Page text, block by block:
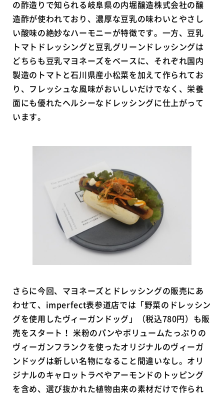
の酢造りで知られる岐阜県の内堀醸造株式会社の醸
造酢が使われており、濃厚な豆乳の味わいとやさし
い酸味の絶妙なハーモニーが特徴です。一方、豆乳
トマトドレッシングと豆乳グリーンドレッシングは
どちらも豆乳マヨネーズをベースに、それぞれ国内
製造のトマトと石川県産小松菜を加えて作られてお
り、フレッシュな風味がおいしいだけでなく、栄養
面にも優れたヘルシーなドレッシングに仕上がって
います。
さらに今回、マヨネーズとドレッシングの販売にあ
わせて、imperfect表参道店では「野菜のドレッシン
グを使用したヴィーガンドッグ」（税込780円）も販
売をスタート！ 米粉のパンやボリュームたっぷりの
ヴィーガンフランクを使ったオリジナルのヴィーガ
ンドッグは新しい名物になること間違いなし。オリ
ジナルのキャロットラペやアーモンドのトッピング
を含め、選び抜かれた植物由来の素材だけで作られ